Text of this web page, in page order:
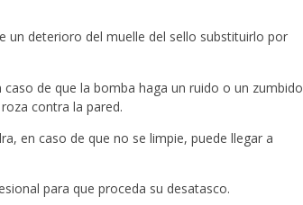
un deterioro del muelle del sello substituirlo por
de que la bomba haga un ruido o un zumbido
contra la pared.
en caso de que no se limpie, puede llegar a
para que proceda su desatasco.